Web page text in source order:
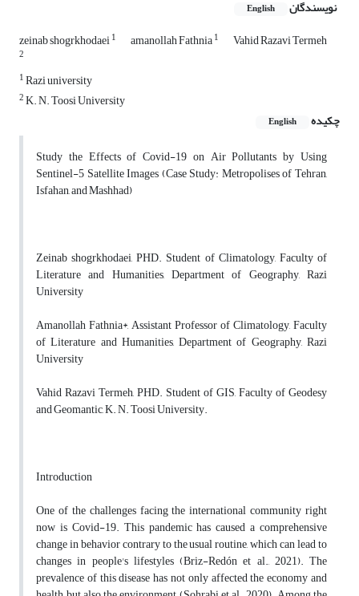
نویسندگان English
zeinab shogrkhodaei1 amanollah Fathnia1 Vahid Razavi Termeh
2
1Razi university
2K. N. Toosi University
چکیده
English
Study the Effects of Covid-19 on Air Pollutants byUsing
Sentinel-5 Satellite Images(Case Study:Metropolises of Tehran,
Isfahan, and Mashhad)
Zeinab shogrkhodaei, PHD. Student of Climatology, Faculty of
Literature and Humanities, Department of Geography, Razi
University
Amanollah Fathnia*, Assistant Professorof Climatology, Faculty
of Literature and Humanities, Department of Geography, Razi
University
Vahid Razavi Termeh, PHD. Student of GIS, Faculty of Geodesy
and Geomantic, K. N. Toosi University.
Introduction
One of the challenges facing the international community right
now is Covid-19. This pandemic has caused a comprehensive
change in behavior contrary to the usual routine, which can lead to
changes in people's lifestyles (Briz-Redón et al., 2021). The
prevalence of this disease has not only affected the economy and